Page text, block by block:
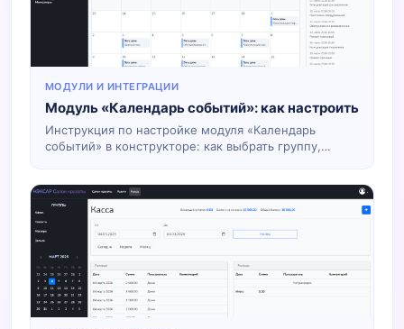
МОДУЛИ И ИНТЕГРАЦИИ
Модуль «Календарь событий»: как настроить
Инструкция по настройке модуля «Календарь
событий» в конструкторе: как выбрать группу,